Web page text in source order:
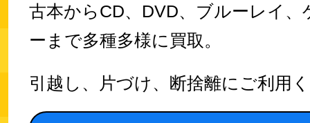
古本からCD、DVD、ブルーレイ、
ーまで多種多様に買取。
引越し、片づけ、断捨離にご利用